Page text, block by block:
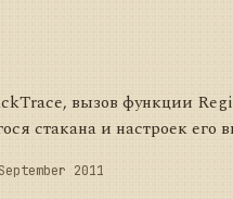
вызов функции
стакана и настроек его
2011